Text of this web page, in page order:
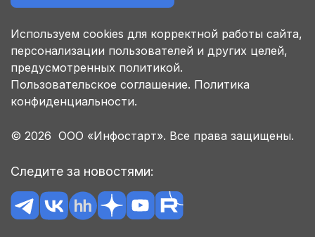
Используем cookies для корректной работы сайта,
персонализации пользователей и других целей,
предусмотренных политикой.
Пользовательское соглашение. Политика
конфиденциальности.
© 2026 ООО «Инфостарт». Все права защищены.
Следите за новостями: